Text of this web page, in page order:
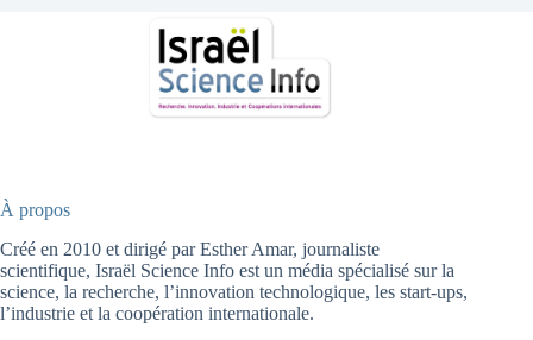
À propos
Créé en 2010 et dirigé par Esther Amar, journaliste
scientifique, Israël Science Info est un média spécialisé sur la
science, la recherche, l’innovation technologique, les start-ups,
l’industrie et la coopération internationale.